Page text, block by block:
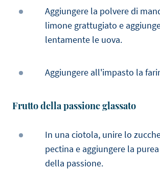
Aggiungere la polvere di
limone grattugiato e
lentamente le uova.
Aggiungere all'impasto la
Frutto della passione glassato
In una ciotola, unire lo
pectina e aggiungere la
della passione.